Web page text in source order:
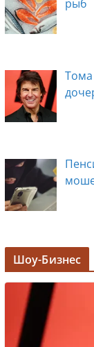
рыб
Тома
её
Шоу-Бизнес